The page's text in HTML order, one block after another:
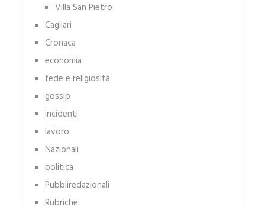
Villa San Pietro
Cagliari
Cronaca
economia
fede e religiosità
gossip
incidenti
lavoro
Nazionali
politica
Pubbliredazionali